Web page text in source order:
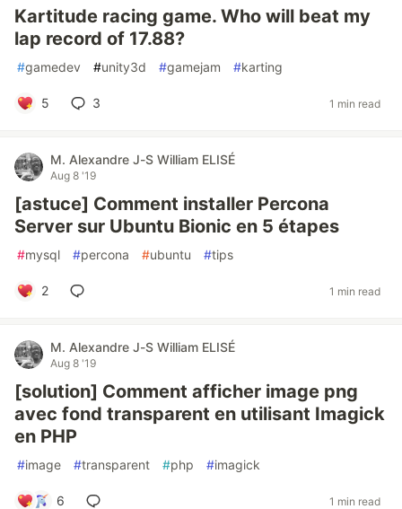
Kartitude racing game. Who will beat my
lap record of 17.88?
#gamedev #unity3d #gamejam #karting
5 3 1 min read
M. Alexandre J-S William ELISÉ
Aug 8 '19
[astuce] Comment installer Percona
Server sur Ubuntu Bionic en 5 étapes
#mysql #percona #ubuntu #tips
2 1 min read
M. Alexandre J-S William ELISÉ
Aug 8 '19
[solution] Comment afficher image png
avec fond transparent en utilisant Imagick
en PHP
#image #transparent #php #imagick
6 1 min read